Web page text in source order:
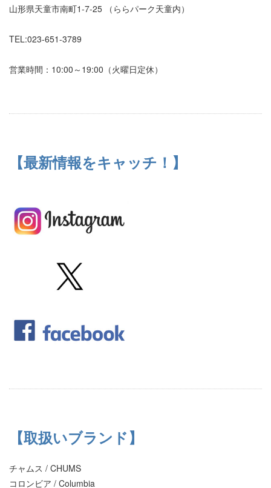
山形県天童市南町1-7-25 （ららパーク天童内）
TEL:023-651-3789
営業時間：10:00～19:00（火曜日定休）
【最新情報をキャッチ！】
【取扱いブランド】
チャムス / CHUMS
コロンビア / Columbia